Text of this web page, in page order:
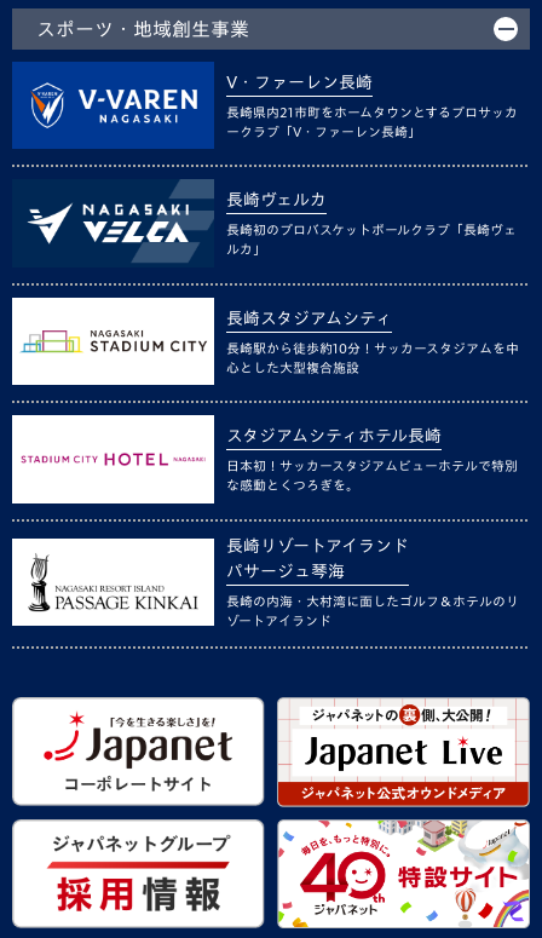
スポーツ・地域創生事業
V・ファーレン長崎
長崎県内21市町をホームタウンとするプロサッカ
ークラブ「V・ファーレン長崎」
長崎ヴェルカ
長崎初のプロバスケットボールクラブ「長崎ヴェ
ルカ」
長崎スタジアムシティ
長崎駅から徒歩約10分！サッカースタジアムを中
心とした大型複合施設
スタジアムシティホテル長崎
日本初！サッカースタジアムビューホテルで特別
な感動とくつろぎを。
長崎リゾートアイランド
パサージュ琴海
長崎の内海・大村湾に面したゴルフ＆ホテルのリ
ゾートアイランド